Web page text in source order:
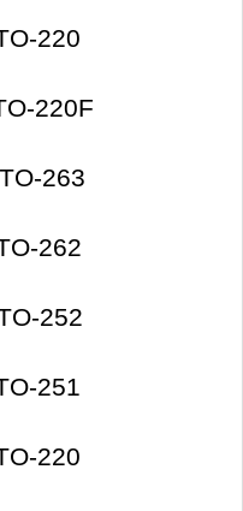
220
220F
263
262
252
251
220